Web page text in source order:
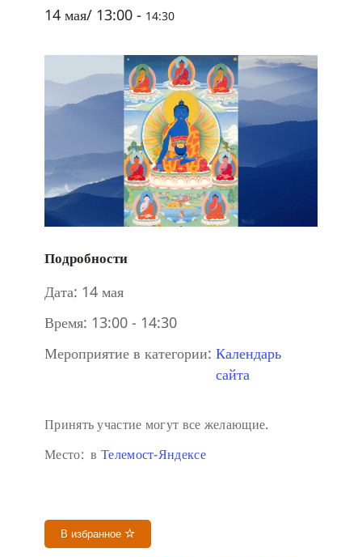
14 мая/ 13:00 - 14:30
Подробности
Дата: 14 мая
Время: 13:00 - 14:30
Мероприятие в категории: Календарь
сайта
Принять участие могут все желающие.
Место: вТелемост-Яндексе
В избранное